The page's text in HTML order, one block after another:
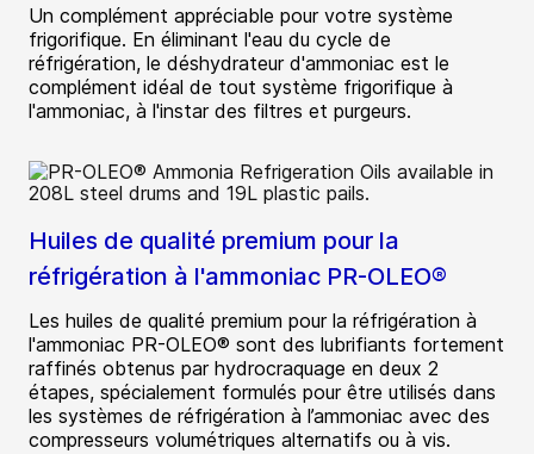
Un complément appréciable pour votre système
frigorifique. En éliminant l'eau du cycle de
réfrigération, le déshydrateur d'ammoniac est le
complément idéal de tout système frigorifique à
l'ammoniac, à l'instar des filtres et purgeurs.
Huiles de qualité premium pour la
réfrigération à l'ammoniac PR-OLEO®
Les huiles de qualité premium pour la réfrigération à
l'ammoniac PR-OLEO® sont des lubrifiants fortement
raffinés obtenus par hydrocraquage en deux 2
étapes, spécialement formulés pour être utilisés dans
les systèmes de réfrigération à l’ammoniac avec des
compresseurs volumétriques alternatifs ou à vis.